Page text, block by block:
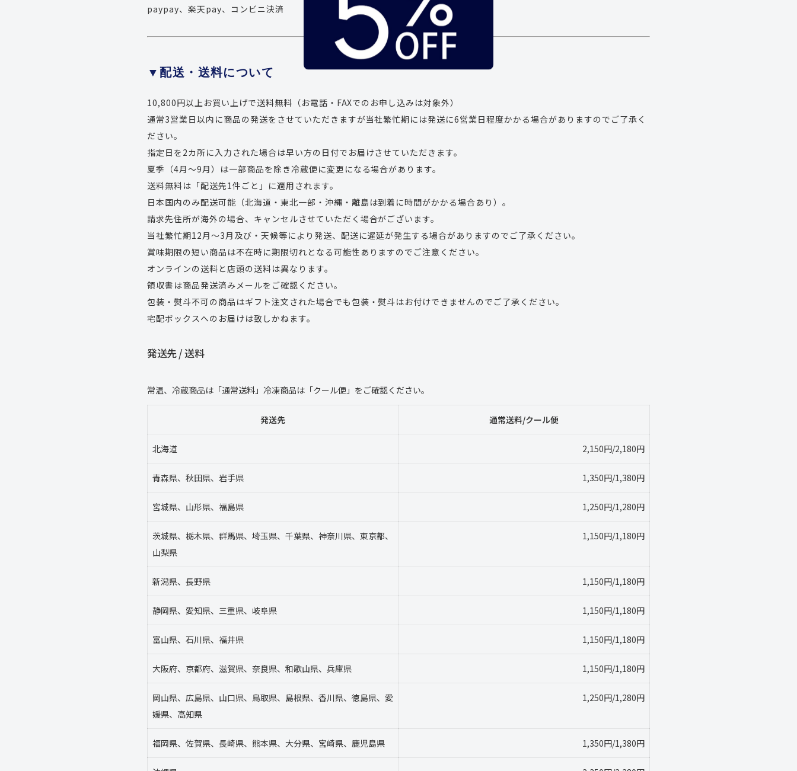
paypay、楽天pay、コンビニ決済
▼配送・送料について
10,800円以上お買い上げで送料無料（お電話・FAXでのお申し込みは対象外）
通常3営業日以内に商品の発送をさせていただきますが当社繁忙期には発送に6営業日程度かかる場合がありますのでご了承く
ださい。
指定日を2カ所に入力された場合は早い方の日付でお届けさせていただきます。
夏季（4月～9月）は一部商品を除き冷蔵便に変更になる場合があります。
送料無料は「配送先1件ごと」に適用されます。
日本国内のみ配送可能（北海道・東北一部・沖縄・離島は到着に時間がかかる場合あり）。
請求先住所が海外の場合、キャンセルさせていただく場合がございます。
当社繁忙期12月～3月及び・天候等により発送、配送に遅延が発生する場合がありますのでご了承ください。
賞味期限の短い商品は不在時に期限切れとなる可能性ありますのでご注意ください。
オンラインの送料と店頭の送料は異なります。
領収書は商品発送済みメールをご確認ください。
包装・熨斗不可の商品はギフト注文された場合でも包装・熨斗はお付けできませんのでご了承ください。
宅配ボックスへのお届けは致しかねます。
発送先 / 送料
常温、冷蔵商品は「通常送料」冷凍商品は「クール便」をご確認ください。
発送先 通常送料/クール便
北海道 2,150円/2,180円
青森県、秋田県、岩手県 1,350円/1,380円
宮城県、山形県、福島県 1,250円/1,280円
茨城県、栃木県、群馬県、埼玉県、千葉県、神奈川県、東京都、
山梨県
1,150円/1,180円
新潟県、長野県 1,150円/1,180円
静岡県、愛知県、三重県、岐阜県 1,150円/1,180円
富山県、石川県、福井県 1,150円/1,180円
大阪府、京都府、滋賀県、奈良県、和歌山県、兵庫県 1,150円/1,180円
岡山県、広島県、山口県、鳥取県、島根県、香川県、徳島県、愛
媛県、高知県
1,250円/1,280円
福岡県、佐賀県、長崎県、熊本県、大分県、宮崎県、鹿児島県 1,350円/1,380円